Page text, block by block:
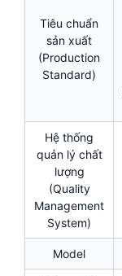
Tiêu chuẩn
sản xuất
(Production
Standard)
Hệ thống
quản lý chất
lượng
(Quality
Management
System)
Model